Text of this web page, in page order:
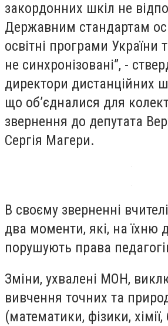
закордонних шкіл не
Державним стандартам
освітні програми України
не синхронізовані”, -
директори дистанційних
що об’єдналися для
звернення до депутата
Сергія Магери.
В своєму зверненні
два моменти, які, на їхню
порушують права
Зміни, ухвалені МОН,
вивчення точних та
(математики, фізики, хімії,